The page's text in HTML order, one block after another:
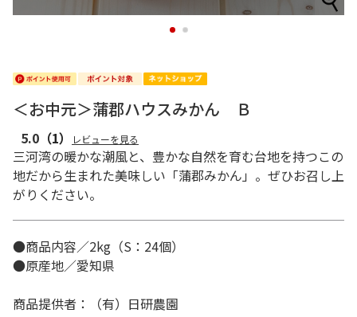
1 2
＜お中元＞蒲郡ハウスみかん Ｂ
5.0 （1） レビューを見る
三河湾の暖かな潮風と、豊かな自然を育む台地を持つこの
地だから生まれた美味しい「蒲郡みかん」。ぜひお召し上
がりください。
●商品内容／2kg（S：24個）
●原産地／愛知県
商品提供者：（有）日研農園